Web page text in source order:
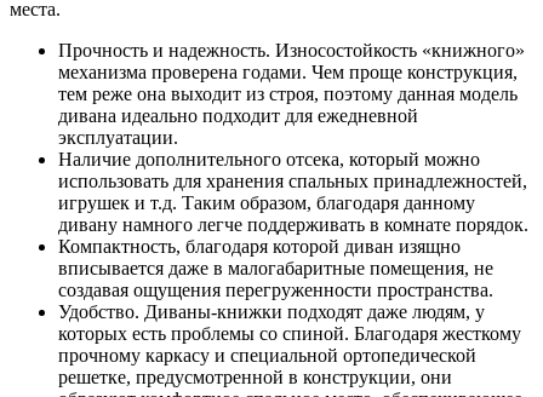
места.
Прочность и надежность. Износостойкость «книжного»
механизма проверена годами. Чем проще конструкция,
тем реже она выходит из строя, поэтому данная модель
дивана идеально подходит для ежедневной
эксплуатации.
Наличие дополнительного отсека, который можно
использовать для хранения спальных принадлежностей,
игрушек и т.д. Таким образом, благодаря данному
дивану намного легче поддерживать в комнате порядок.
Компактность, благодаря которой диван изящно
вписывается даже в малогабаритные помещения, не
создавая ощущения перегруженности пространства.
Удобство. Диваны-книжки подходят даже людям, у
которых есть проблемы со спиной. Благодаря жесткому
прочному каркасу и специальной ортопедической
решетке, предусмотренной в конструкции, они